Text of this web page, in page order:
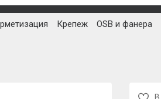
Крепеж OSB и фанера